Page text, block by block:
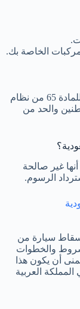
الخاصة بك.
لا يُسمح ببيع السيارات التالفة في السعودية وفقًا للمادة 65 من نظام
والحد من
غير صالحة
الرسوم.
سيارة من
والخطوات
أن يكون هذا
العربية